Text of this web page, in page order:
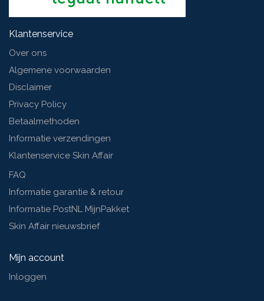
Klantenservice
Over ons
Algemene voorwaarden
Disclaimer
Privacy Policy
Betaalmethoden
Informatie verzendingen
Klantenservice Skin Affair
FAQ
Informatie garantie & retour
Informatie PostNL MijnPakket
Skin Affair nieuwsbrief
Mijn account
Inloggen